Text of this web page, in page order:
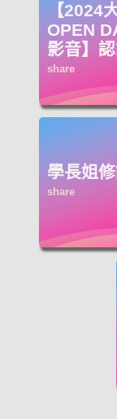
【2024
OPEN
影音】
學長姐